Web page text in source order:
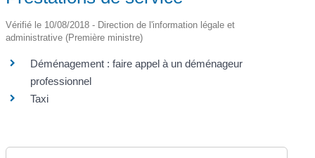
Vérifié le 10/08/2018 - Direction de l'information légale et
administrative (Première ministre)
Déménagement : faire appel à un déménageur
professionnel
Taxi